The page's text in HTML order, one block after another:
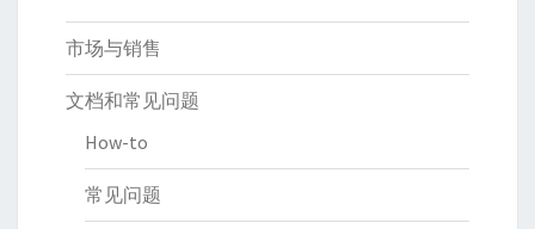
市场与销售
文档和常见问题
How-to
常见问题